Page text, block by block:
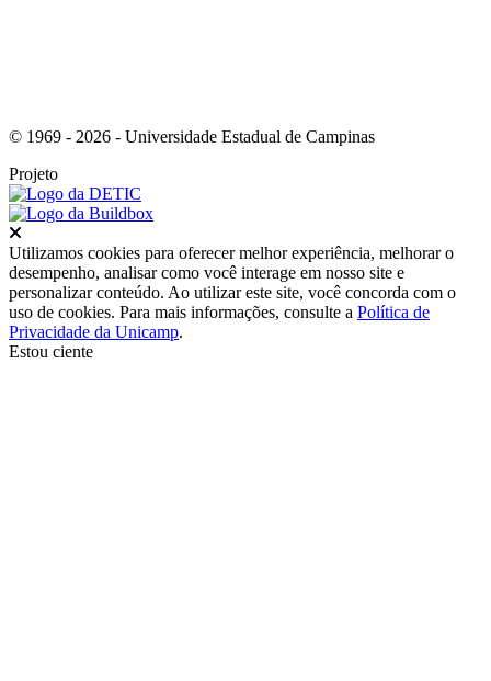
© 1969 - 2026 - Universidade Estadual de Campinas
Projeto
Utilizamos cookies para oferecer melhor experiência, melhorar o
desempenho, analisar como você interage em nosso site e
personalizar conteúdo. Ao utilizar este site, você concorda com o
uso de cookies. Para mais informações, consulte a Política de
Privacidade da Unicamp.
Estou ciente